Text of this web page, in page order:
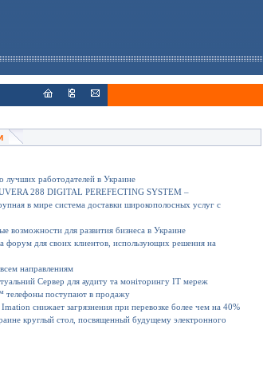
лучших работодателей в Украине
288 DIGITAL PEREFECTING SYSTEM –
в мире система доставки широкополосных услуг с
для развития бизнеса в Украине
форум для своих клиентов, использующих решения на
направлениям
Сервер для аудиту та моніторингу ІТ мереж
поступают в продажу
снижает загрязнения при перевозке более чем на 40%
круглый стол, посвященный будущему электронного